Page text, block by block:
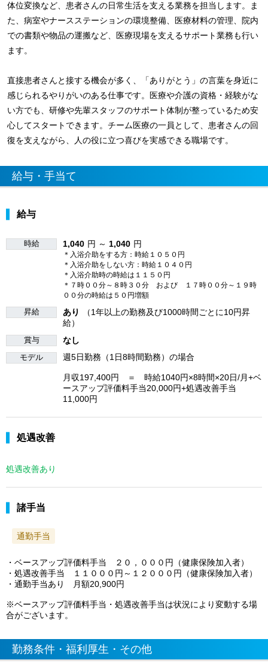
体位変換など、患者さんの日常生活を支える業務を担当します。ま
た、病室やナースステーションの環境整備、医療材料の管理、院内
での書類や物品の運搬など、医療現場を支えるサポート業務も行い
ます。
直接患者さんと接する機会が多く、「ありがとう」の言葉を身近に
感じられるやりがいのある仕事です。医療や介護の資格・経験がな
い方でも、研修や先輩スタッフのサポート体制が整っているため安
心してスタートできます。チーム医療の一員として、患者さんの回
復を支えながら、人の役に立つ喜びを実感できる職場です。
給与・手当て
給与
時給 1,040 円 ～ 1,040 円
＊入浴介助をする方：時給１０５０円
＊入浴介助をしない方：時給１０４０円
＊入浴介助時の時給は１１５０円
＊７時００分～８時３０分 および １７時００分～１９時
００分の時給は５０円増額
昇給 あり
（1年以上の勤務及び1000時間ごとに10円昇
給）
賞与 なし
モデル 週5日勤務（1日8時間勤務）の場合
月収197,400円 ＝ 時給1040円×8時間×20日/月+ベ
ースアップ評価料手当20,000円+処遇改善手当
11,000円
処遇改善
処遇改善あり
諸手当
通勤手当
・ベースアップ評価料手当 ２０，０００円（健康保険加入者）
・処遇改善手当 １１０００円～１２０００円（健康保険加入者）
・通勤手当あり 月額20,900円
※ベースアップ評価料手当・処遇改善手当は状況により変動する場
合がございます。
勤務条件・福利厚生・その他